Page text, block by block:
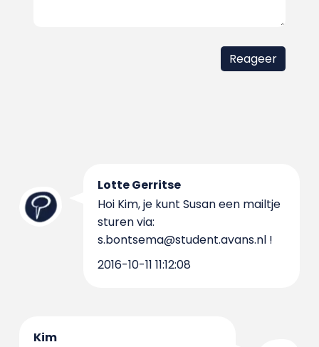
Lotte Gerritse
Hoi Kim, je kunt Susan een mailtje
sturen via:
s.bontsema@student.avans.nl !
2016-10-11 11:12:08
Kim